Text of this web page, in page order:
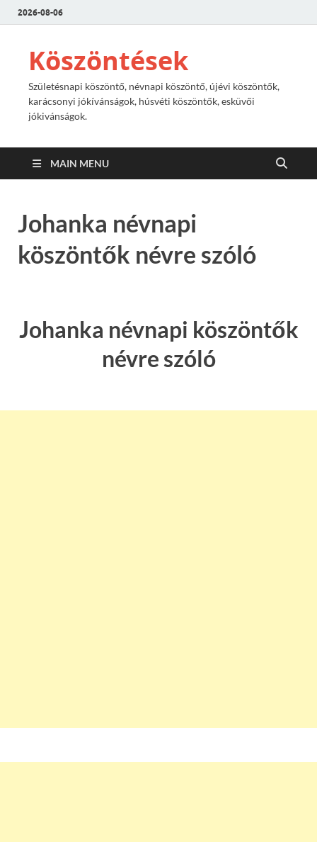
2026-08-06
Köszöntések
Születésnapi köszöntő, névnapi köszöntő, újévi köszöntők,
karácsonyi jókívánságok, húsvéti köszöntők, esküvői
jókivánságok.
MAIN MENU
Johanka névnapi
köszöntők névre szóló
Johanka névnapi köszöntők
névre szóló